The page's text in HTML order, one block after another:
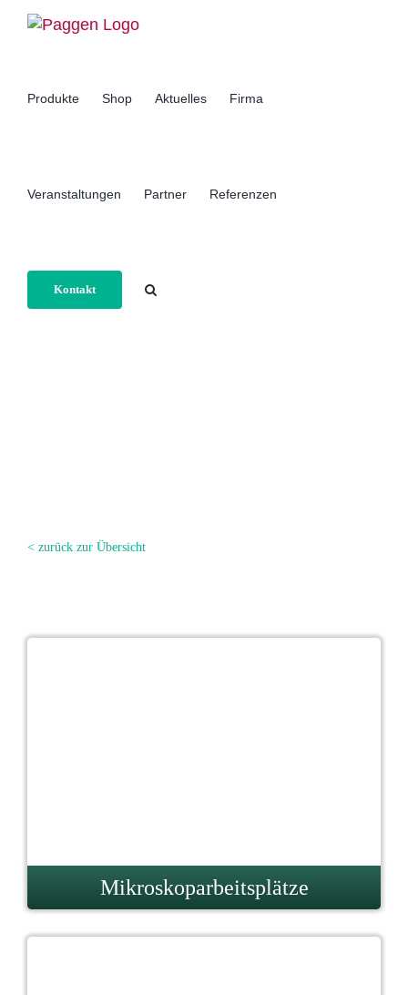
Zum
Inhalt
Produkte Shop Aktuelles Firma
Veranstaltungen Partner Referenzen
Kontakt
< zurück zur Übersicht
Mikroskoparbeitsplätze